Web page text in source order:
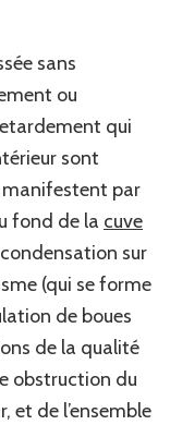
sans
ou
qui
sont
manifestent par
fond de la cuve
sur
(qui se forme
de boues
de la qualité
obstruction du
et de l’ensemble